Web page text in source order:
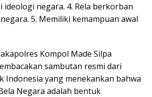
ideologi negara. 4. Rela berkorban
5. Memiliki kemampuan awal
Kompol Made Silpa
sambutan resmi dari
Indonesia yang menekankan bahwa
Negara adalah bentuk